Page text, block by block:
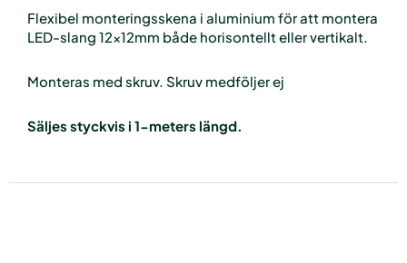
Flexibel monteringsskena i aluminium för att montera
LED-slang 12x12mm både horisontellt eller vertikalt.
Monteras med skruv. Skruv medföljer ej
Säljes styckvis i 1-meters längd.